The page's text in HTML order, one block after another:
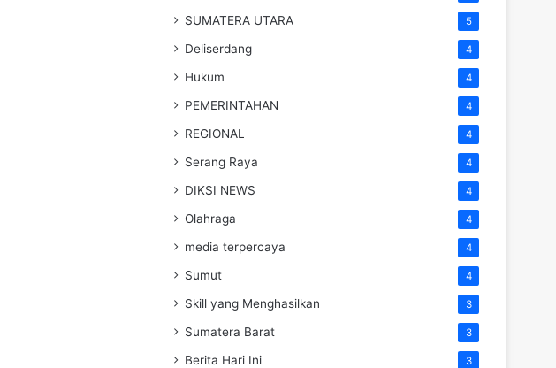
SUMATERA UTARA 5
Deliserdang 4
Hukum 4
PEMERINTAHAN 4
REGIONAL 4
Serang Raya 4
DIKSI NEWS 4
Olahraga 4
media terpercaya 4
Sumut 4
Skill yang Menghasilkan 3
Sumatera Barat 3
Berita Hari Ini 3